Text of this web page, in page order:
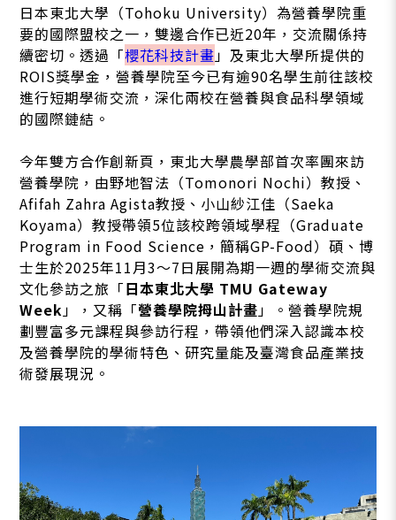
日本東北大學（Tohoku University）為營養學院重
要的國際盟校之一，雙邊合作已近20年，交流關係持
續密切。透過「櫻花科技計畫 」及東北大學所提供的
ROIS獎學金，營養學院至今已有逾90名學生前往該校
進行短期學術交流，深化兩校在營養與食品科學領域
的國際鏈結。
今年雙方合作創新頁，東北大學農學部首次率團來訪
營養學院，由野地智法（Tomonori Nochi）教授、
Afifah Zahra Agista教授、小山紗江佳（Saeka
Koyama）教授帶領5位該校跨領域學程（Graduate
Program in Food Science，簡稱GP-Food）碩、博
士生於2025年11月3～7日展開為期一週的學術交流與
文化參訪之旅「日本東北大學 TMU Gateway
Week 」，又稱「營養學院拇山計畫 」。營養學院規
劃豐富多元課程與參訪行程，帶領他們深入認識本校
及營養學院的學術特色、研究量能及臺灣食品產業技
術發展現況。